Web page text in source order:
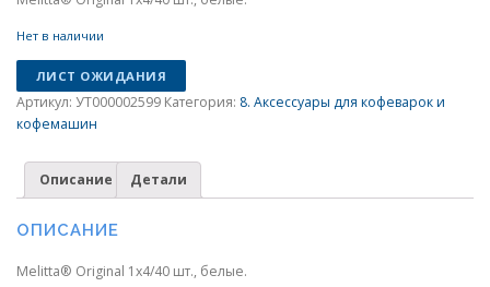
Нет в наличии
ЛИСТ ОЖИДАНИЯ
Артикул: УТ000002599 Категория: 8. Аксессуары для кофеварок и
кофемашин
Описание Детали
ОПИСАНИЕ
Melitta® Original 1х4/40 шт., белые.